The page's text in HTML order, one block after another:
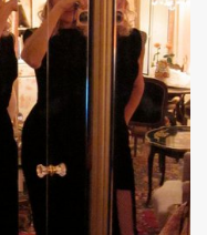
l enregistrement de
MARIE FRANCE.
du film
"La Gazette du